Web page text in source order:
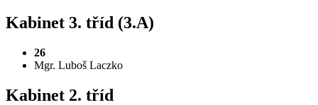
Kabinet 3. tříd (3.A)
26
Mgr. Luboš Laczko
Kabinet 2. tříd